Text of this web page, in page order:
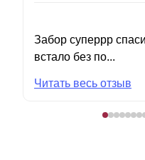
Забор суперрр
встало без по...
Читать весь отзыв